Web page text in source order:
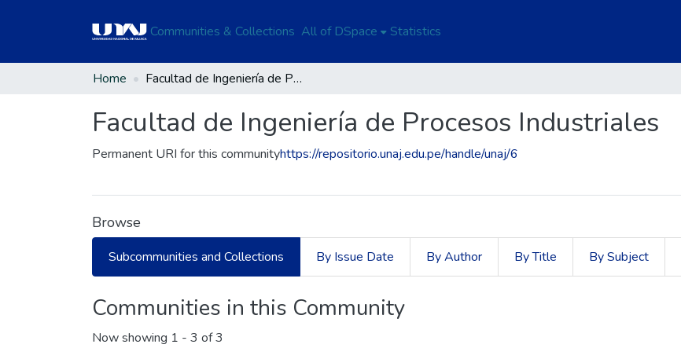
Communities & Collections All of DSpace Statistics
Home Facultad de Ingeniería de Procesos Industriales
Facultad de Ingeniería de Procesos Industriales
Permanent URI for this communityhttps://repositorio.unaj.edu.pe/handle/unaj/6
Browse
Subcommunities and Collections By Issue Date By Author By Title By Subject
Communities in this Community
Now showing 1 - 3 of 3